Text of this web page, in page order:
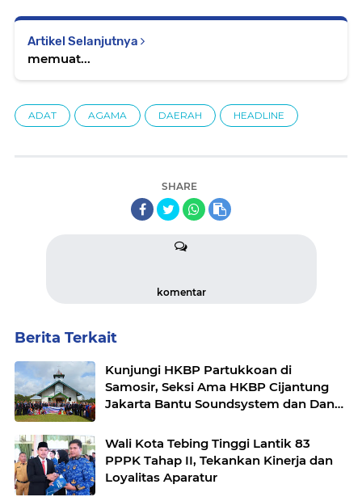
Artikel Selanjutnya
memuat...
ADAT AGAMA DAERAH HEADLINE
SHARE
komentar
Berita Terkait
Kunjungi HKBP Partukkoan di
Samosir, Seksi Ama HKBP Cijantung
Jakarta Bantu Soundsystem dan Dana
Wali Kota Tebing Tinggi Lantik 83
PPPK Tahap II, Tekankan Kinerja dan
Loyalitas Aparatur